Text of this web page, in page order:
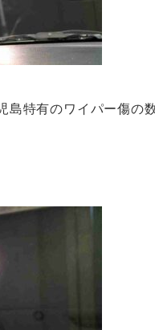
島特有のワイパー傷の